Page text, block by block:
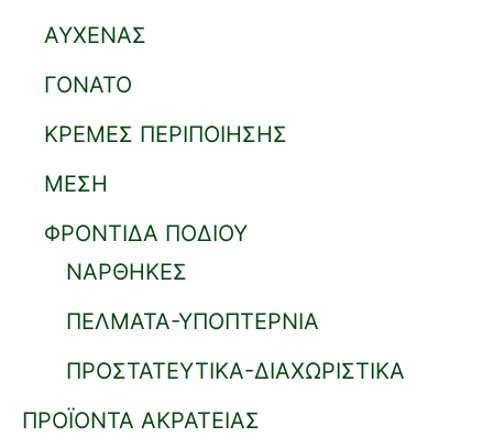
ΑΥΧΕΝΑΣ
ΓΟΝΑΤΟ
ΚΡΕΜΕΣ ΠΕΡΙΠΟΙΗΣΗΣ
ΜΕΣΗ
ΦΡΟΝΤΙΔΑ ΠΟΔΙΟΥ
ΝΑΡΘΗΚΕΣ
ΠΕΛΜΑΤΑ-ΥΠΟΠΤΕΡΝΙΑ
ΠΡΟΣΤΑΤΕΥΤΙΚΑ-ΔΙΑΧΩΡΙΣΤΙΚΑ
ΠΡΟΪΟΝΤΑ ΑΚΡΑΤΕΙΑΣ